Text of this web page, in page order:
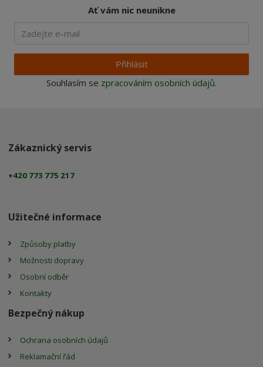
Ať vám nic neunikne
Přihlásit
Souhlasím se zpracováním osobních údajů.
Zákaznický servis
+420 773 775 217
Užitečné informace
Způsoby platby
Možnosti dopravy
Osobní odběr
Kontakty
Bezpečný nákup
Ochrana osobních údajů
Reklamační řád